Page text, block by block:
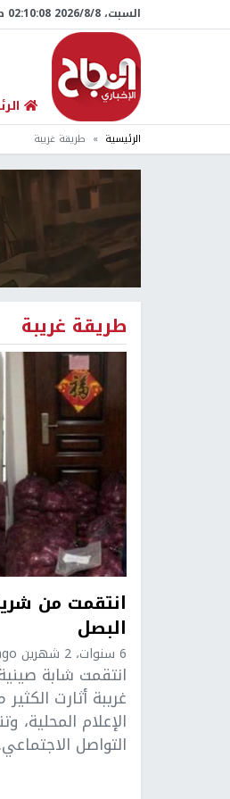
السبت، 8/‏8/‏2026 02:10:08 صباحاً
الرئيسية طريقة غريبة
طريقة غريبة
انتقمت من
البصل
6 سنوات، 2 شهرين ago
انتقمت شابة
غريبة أثارت
الإعلام المحلية،
التواصل